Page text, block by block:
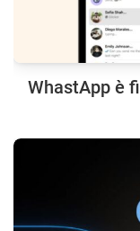
WhastApp è